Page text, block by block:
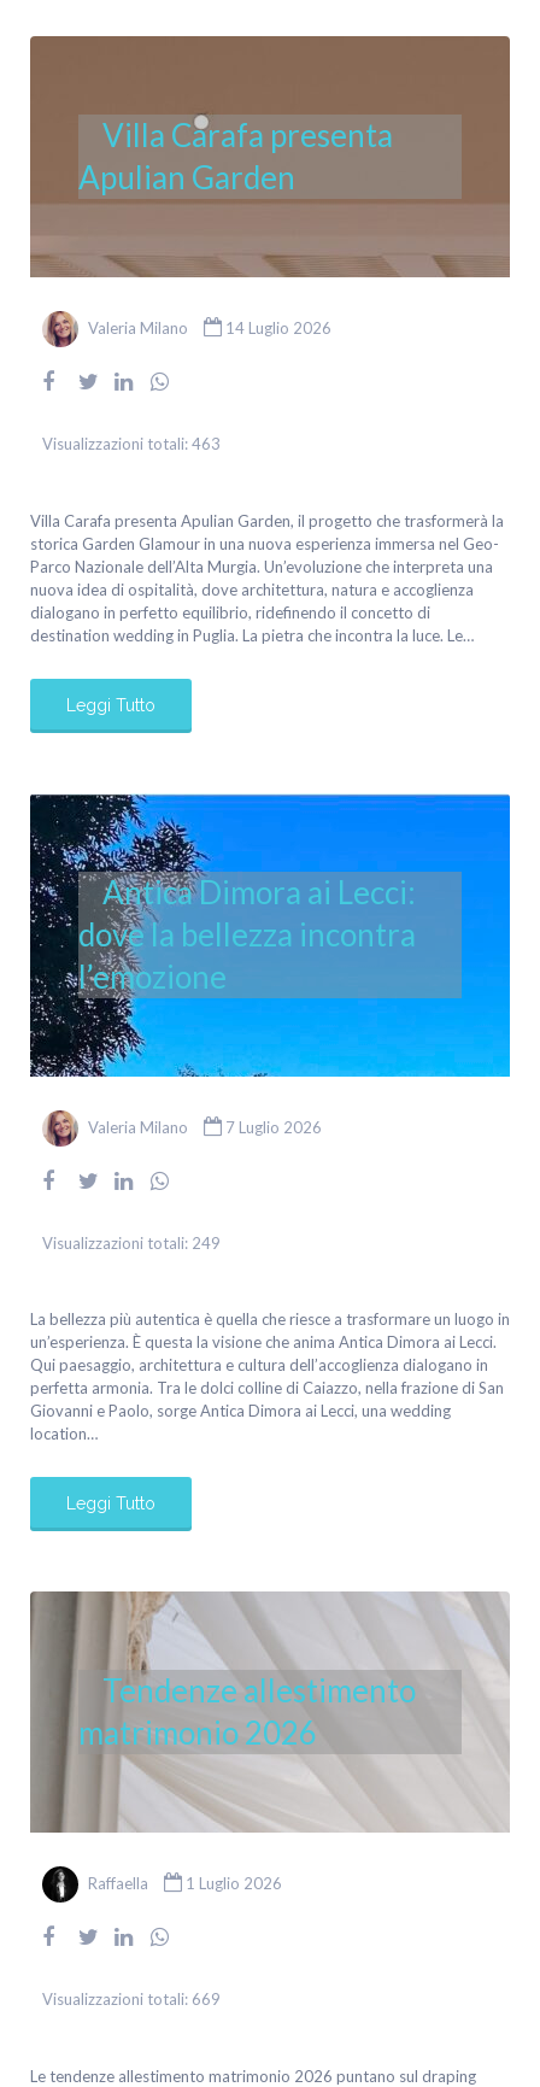
Villa Carafa presenta
Apulian Garden
Valeria Milano 14 Luglio 2026
Visualizzazioni totali:463
Villa Carafa presenta Apulian Garden, il progetto che trasformerà la
storica Garden Glamour in una nuova esperienza immersa nel Geo-
Parco Nazionale dell’Alta Murgia. Un’evoluzione che interpreta una
nuova idea di ospitalità, dove architettura, natura e accoglienza
dialogano in perfetto equilibrio, ridefinendo il concetto di
destination wedding in Puglia. La pietra che incontra la luce. Le…
Leggi Tutto
Antica Dimora ai Lecci:
dove la bellezza incontra
l’emozione
Valeria Milano 7 Luglio 2026
Visualizzazioni totali: 249
La bellezza più autentica è quella che riesce a trasformare un luogo in
un’esperienza. È questa la visione che anima Antica Dimora ai Lecci.
Qui paesaggio, architettura e cultura dell’accoglienza dialogano in
perfetta armonia. Tra le dolci colline di Caiazzo, nella frazione di San
Giovanni e Paolo, sorge Antica Dimora ai Lecci, una wedding
location…
Leggi Tutto
Tendenze allestimento
matrimonio 2026
Raffaella 1 Luglio 2026
Visualizzazioni totali: 669
Le tendenze allestimento matrimonio 2026 puntano sul draping